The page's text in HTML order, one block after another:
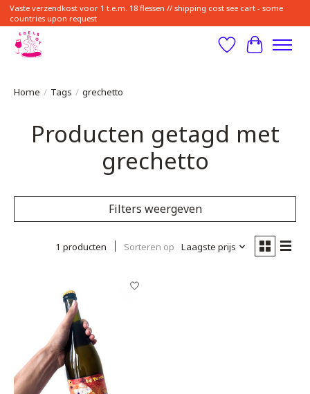
Vaste verzendkost voor 1 t.e.m. 18 flessen // shipping cost see cart - some
countries upon request
Verlanglijst
Home / Tags / grechetto
Producten getagd met
grechetto
Filters weergeven
1 producten Sorteren op Laagste prijs